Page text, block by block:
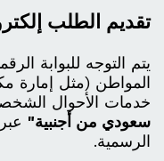
تقديم الطلب
يتم التوجه للبوابة
المواطن (مثل إمارة
خدمات الأحوال
سعودي من أجنبية"
الرسمية.